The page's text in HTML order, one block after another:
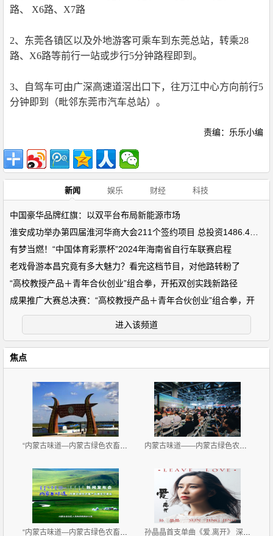
路、 X6路、X7路
2、东莞各镇区以及外地游客可乘车到东莞总站，转乘28
路、X6路等前行一站或步行5分钟路程即到。
3、自驾车可由广深高速道滘出口下，往万江中心方向前行5
分钟即到（毗邻东莞市汽车总站）。
责编：乐乐小编
新闻 娱乐 财经 科技
中国豪华品牌红旗：以双平台布局新能源市场
有梦当燃！“中国体育彩票杯”2024年海南省自行车联赛启程
老戏骨游本昌究竟有多大魅力？看完这档节目，对他路转粉了
“高校教授产品＋青年合伙创业”组合拳，开拓双创实践新路径
成果推广大赛总决赛：“高校教授产品＋青年合伙创业”组合拳，开
进入该频道
焦点
“内蒙古味道—内蒙古绿色农畜产品览交易会”11月2-4 内蒙古味道——内蒙古绿色农畜产品展览交易会 广州开
“内蒙古味道—内蒙古绿色农畜产品 展览交易会”新闻 孙晶晶首支单曲《爱.离开》 深秋首发